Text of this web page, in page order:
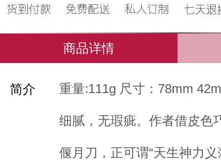
商品详情
简介 重量:111g 尺寸：78mm
细腻，无瑕疵。作者借皮色
偃月刀，正可谓“天生神力